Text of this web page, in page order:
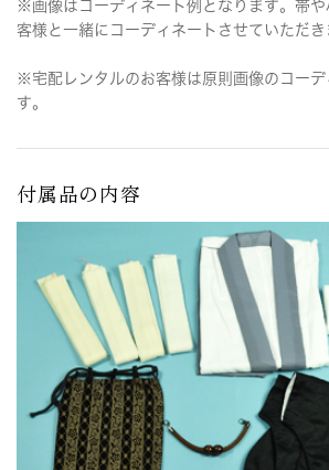
※画像はコーディネート例となります。帯や
客様と一緒にコーディネートさせていただき
※宅配レンタルのお客様は原則画像のコーデ
す。
付属品の内容